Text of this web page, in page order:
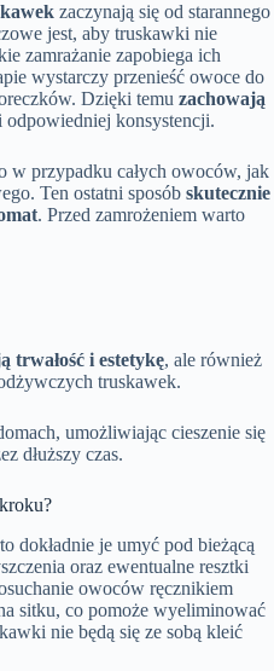
zaczynają się od starannego
jest, aby truskawki nie
zamrażanie zapobiega ich
wystarczy przenieść owoce do
Dzięki temu zachowają
odpowiedniej konsystencji.
w przypadku całych owoców, jak
Ten ostatni sposób skutecznie
. Przed zamrożeniem warto
trwałość i estetykę, ale również
truskawek.
umożliwiając cieszenie się
dłuższy czas.
dokładnie je umyć pod bieżącą
oraz ewentualne resztki
owoców ręcznikiem
sitku, co pomoże wyeliminować
nie będą się ze sobą kleić